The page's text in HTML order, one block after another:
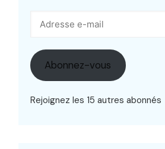
Abonnez-vous
Rejoignez les 15 autres abonnés